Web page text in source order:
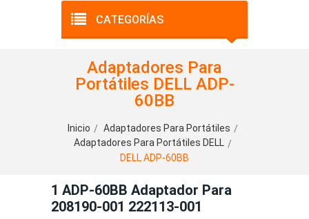
CATEGORÍAS
Adaptadores Para
Portátiles DELL ADP-
60BB
Inicio
Adaptadores Para Portátiles
Adaptadores Para Portátiles DELL
DELL ADP-60BB
1 ADP-60BB Adaptador Para
208190-001 222113-001